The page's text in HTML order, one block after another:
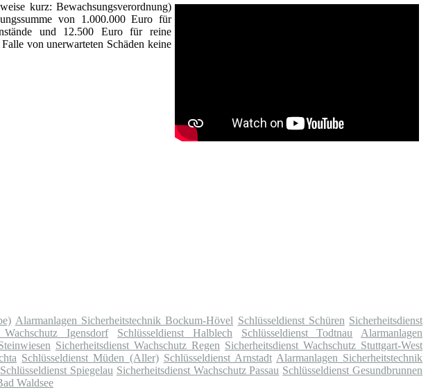
kurz: Bewachsungsverordnung)
von 1.000.000 Euro für
und 12.500 Euro für reine
von unerwarteten Schäden keine
Alarmanlagen Sicherheitstechnik Bockum-Hövel Schlüsseldienst Schüren Sicherheitsdienst
Wachschutz Igensdorf Schlüsseldienst Halblech Schlüsseldienst Todtnau
Alarmanlagen
Sicherheitsdienst Wachschutz Regen Sicherheitsdienst Wachschutz Stuttgart-West
Schlüsseldienst Müden (Aller) Schlüsseldienst Arnstadt Alarmanlagen Sicherheitstechnik
Schlüsseldienst Spiegelau Sicherheitsdienst Wachschutz Passau Schlüsseldienst Gesundbrunnen
Waldsee